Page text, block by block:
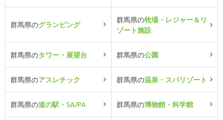
群馬県のグランピング
群馬県の牧場・レジャー＆リ
ゾート施設
群馬県のタワー・展望台 群馬県の公園
群馬県のアスレチック 群馬県の温泉・スパリゾート
群馬県の道の駅・SA/PA 群馬県の博物館・科学館